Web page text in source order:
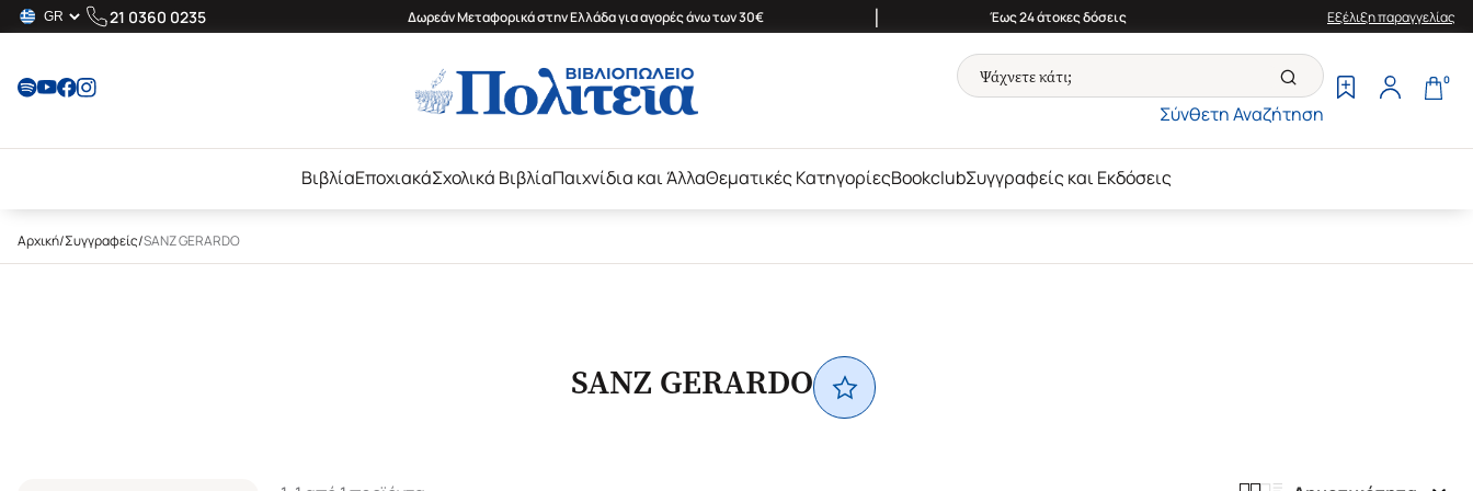
21 0360 0235 Δωρεάν Μεταφορικά στην Ελλάδα για αγορές άνω των 30€ | Έως 24 άτοκες δόσεις Εξέλιξη παραγγελίας
Σύνθετη Αναζήτηση
0
ΒιβλίαΕποχιακάΣχολικά ΒιβλίαΠαιχνίδια και ΆλλαΘεματικές ΚατηγορίεςBookclubΣυγγραφείς και Εκδόσεις
Αρχική/Συγγραφείς/SANZ GERARDO
SANZ GERARDO